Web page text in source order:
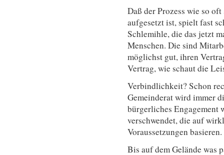
Daß der Prozess wie so
aufgesetzt ist, spielt fast
Schlemihle, die das jetzt
Menschen. Die sind
möglichst gut, ihren
Vertrag, wie schaut die
Verbindlichkeit? Schon
Gemeinderat wird immer
bürgerliches Engagement
verschwendet, die auf
Voraussetzungen basieren.
Bis auf dem Gelände was